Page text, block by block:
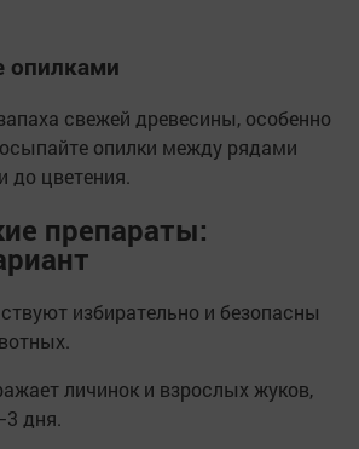
опилками
свежей древесины, особенно
опилки между рядами
до цветения.
препараты:
избирательно и безопасны
личинок и взрослых жуков,
дня.